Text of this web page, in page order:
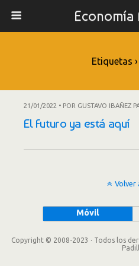
Economía
Etiquetas
21/01/2022 • POR GUSTAVO IBAÑEZ
El Futuro ya está aquí
Volver
Móvil
Copyright © 2008-2023 · Todos los